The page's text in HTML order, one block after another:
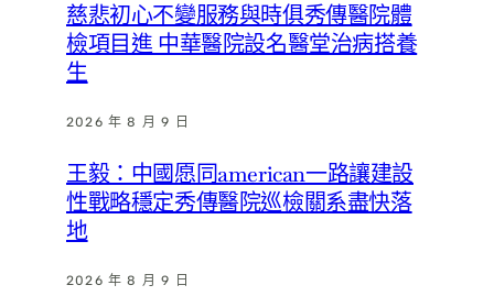
慈悲初心不變服務與時俱秀傳醫院體
檢項目進 中華醫院設名醫堂治病搭養
生
2026 年 8 月 9 日
王毅：中國愿同american一路讓建設
性戰略穩定秀傳醫院巡檢關系盡快落
地
2026 年 8 月 9 日